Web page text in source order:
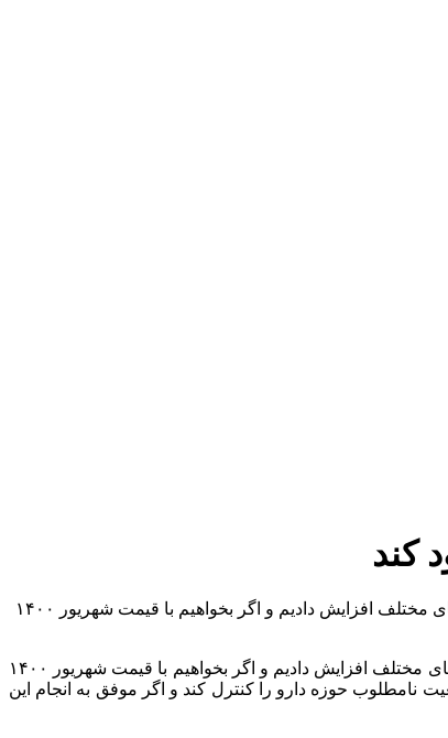
رئیس کمیسیون بهداشت مجلس گفت: نمی‌توان به شرکت های تولیدکننده دارو بگوییم افزایش قیمت نداشته باشند زیرا هزینه های آنها را با روش‌های مختلف افزایش دادیم و اگر بخواهیم با قیمت شهریور ۱۴۰۰
نمی‌توان به شرکت های تولیدکننده دارو بگوییم افزایش قیمت نداشته باشند زیرا هزینه های آنها را با روش‌های مختلف افزایش دادیم و اگر بخواهیم با قیمت شهریور ۱۴۰۰
نامطلوب حوزه دارو را کنترل کند و اگر موفق به انجام این